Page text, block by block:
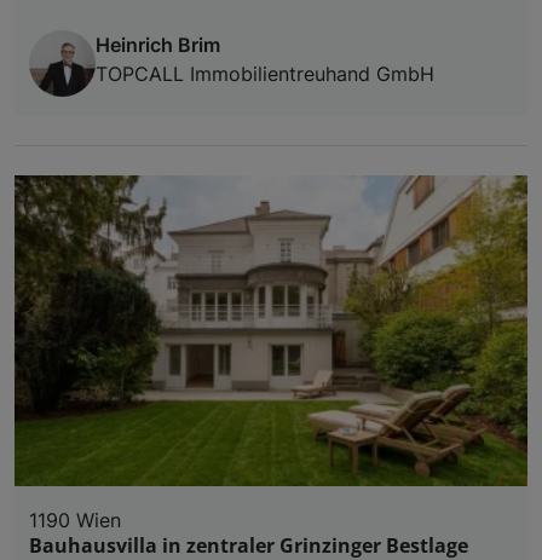
Heinrich Brim
TOPCALL Immobilientreuhand GmbH
1190 Wien
Bauhausvilla in zentraler Grinzinger Bestlage